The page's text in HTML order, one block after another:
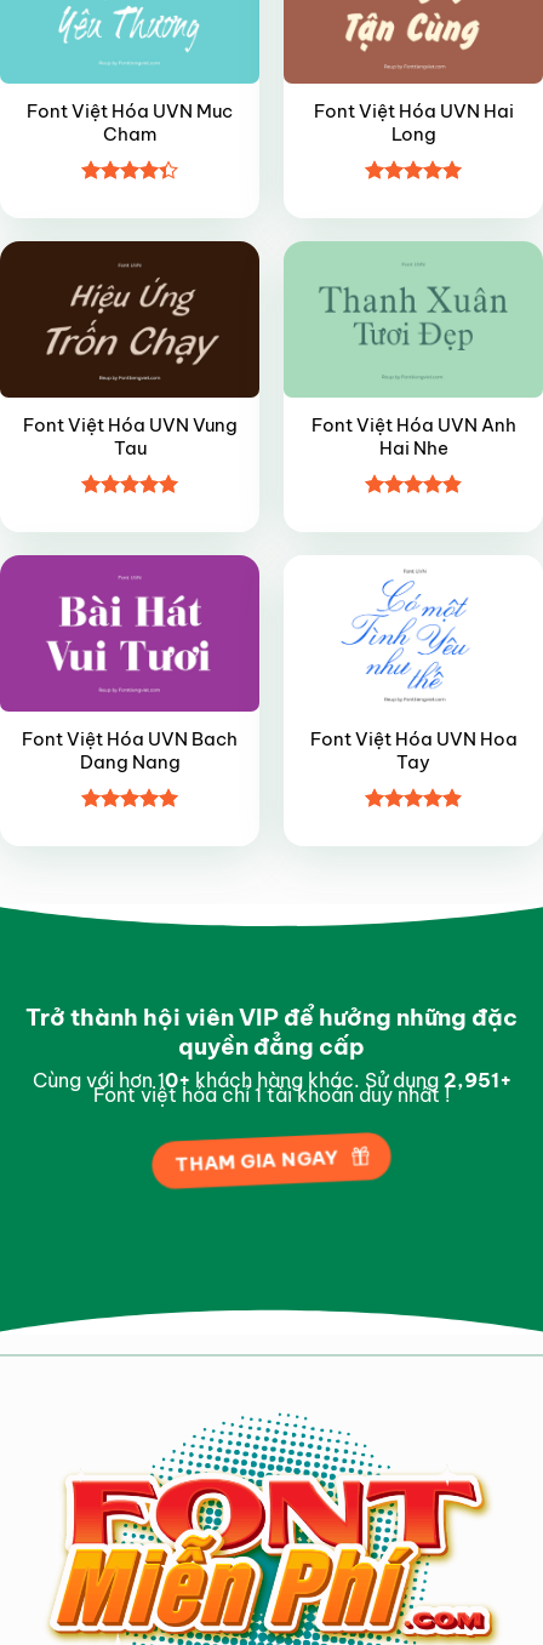
Font Việt Hóa UVN Muc
Cham
hạng4.35
5 sao
Font Việt Hóa UVN Hai
Long
hạng4.95
5 sao
Font Việt Hóa UVN Vung
Tau
hạng55
sao
Font Việt Hóa UVN Anh
Hai Nhe
hạng4.85
5 sao
Font Việt Hóa UVN Bach
Dang Nang
hạng4.95
Font Việt Hóa UVN Hoa
Tay
hạng4.95
Trở thành hội viên VIP để hưởng những đặc
quyền đẳng cấp
Cùng với hơn 10+khách hàng khác. Sử dụng 2,996+
Font việt hóa chỉ 1 tài khoản duy nhất !
THAM GIA NGAY